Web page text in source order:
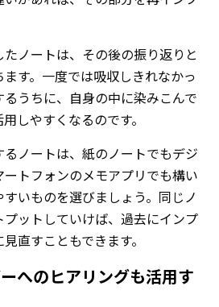
ノートは、その後の振り返りと
す。一度では吸収しきれなかっ
うちに、自身の中に染みこんで
しやすくなるのです。
ノートは、紙のノートでもデジ
トフォンのメモアプリでも構い
いものを選びましょう。同じノ
ットしていけば、過去にインプ
直すこともできます。
へのヒアリングも活用す